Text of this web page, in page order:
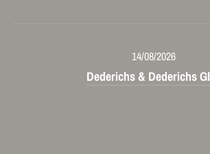
14/08/2026
Dederichs & Dederichs